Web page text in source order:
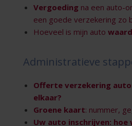
Vergoeding na een auto-
een goede verzekering zo
Hoeveel is mijn auto
Administratieve
Offerte verzekering
elkaar?
Groene kaart: nummer,
Uw auto inschrijven: hoe